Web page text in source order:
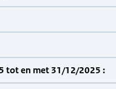
tot en met 31/12/2025 :